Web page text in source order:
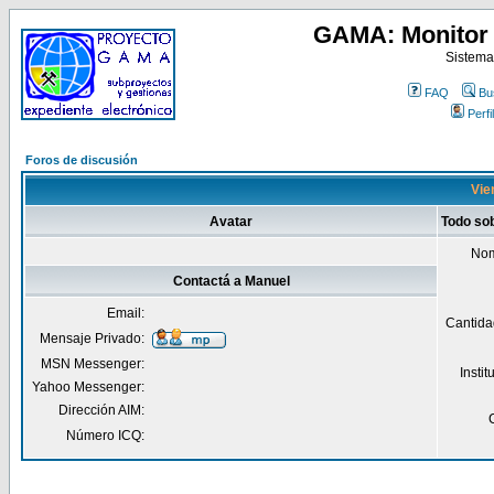
GAMA:
FAQ
Perfil
Foros de discusión
Avatar Todo
Contactá a Manuel
Email:
Mensaje Privado:
MSN Messenger:
Yahoo Messenger:
Dirección AIM:
Número ICQ: